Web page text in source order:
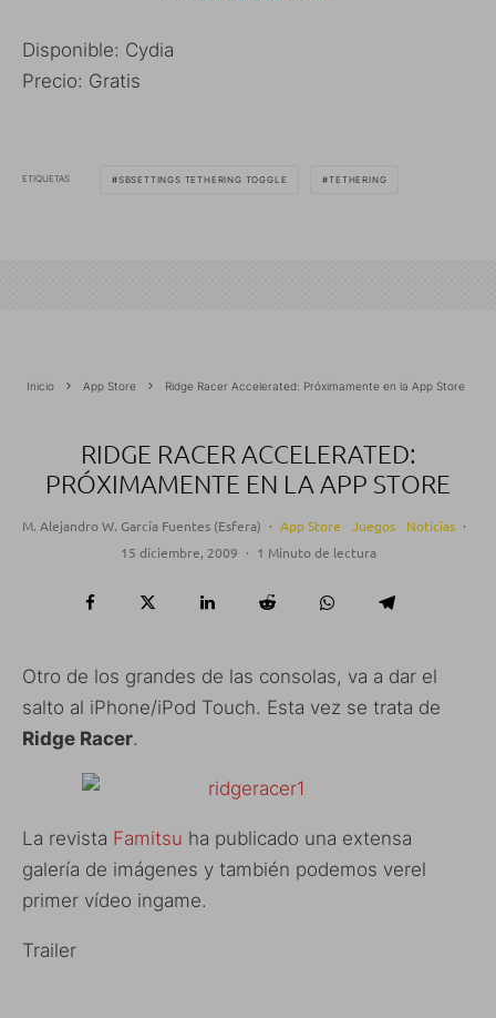
Disponible: Cydia
Precio: Gratis
ETIQUETAS SBSETTINGS TETHERING TOGGLE TETHERING
Inicio App Store Ridge Racer Accelerated: Próximamente en la App Store
RIDGE RACER ACCELERATED:
PRÓXIMAMENTE EN LA APP STORE
M. Alejandro W. García Fuentes (Esfera) · App Store Juegos Noticias ·
15 diciembre, 2009 · 1 Minuto de lectura
Otro de los grandes de las consolas, va a dar el
salto al iPhone/iPod Touch. Esta vez se trata de
Ridge Racer.
La revista Famitsu ha publicado una extensa
galería de imágenes y también podemos verel
primer vídeo ingame.
Trailer